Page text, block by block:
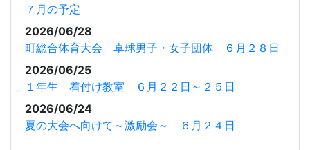
７月の予定
2026/06/28
町総合体育大会 卓球男子・女子団体 ６月２８日
2026/06/25
１年生 着付け教室 ６月２２日～２５日
2026/06/24
夏の大会へ向けて～激励会～ ６月２４日